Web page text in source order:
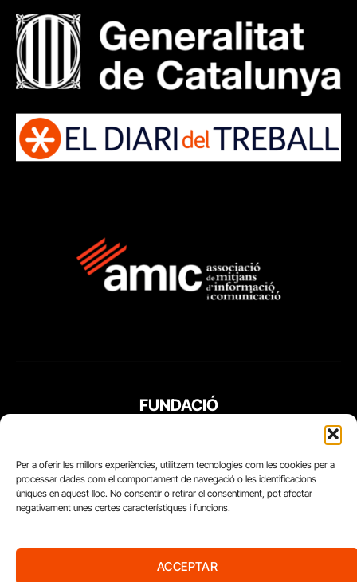
Per a oferir les millors experiències, utilitzem tecnologies com les cookies per a
processar dades com el comportament de navegació o les identificacions
úniques en aquest lloc. No consentir o retirar el consentiment, pot afectar
negativament unes certes característiques i funcions.
ACCEPTAR
FUNDACIÓ